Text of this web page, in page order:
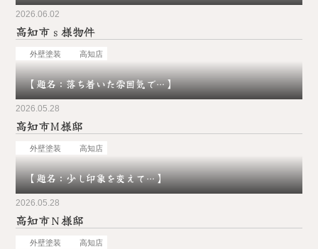
2026.06.02
高知市ｓ様物件
外壁塗装 高知店
【題名：落ち着いた雰囲気で…】
2026.05.28
高知市M様邸
外壁塗装 高知店
【題名：少し印象を変えて…】
2026.05.28
高知市Ｎ様邸
外壁塗装 高知店